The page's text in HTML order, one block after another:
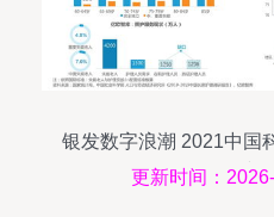
银发数字浪潮 2021中国
践
更新时间：